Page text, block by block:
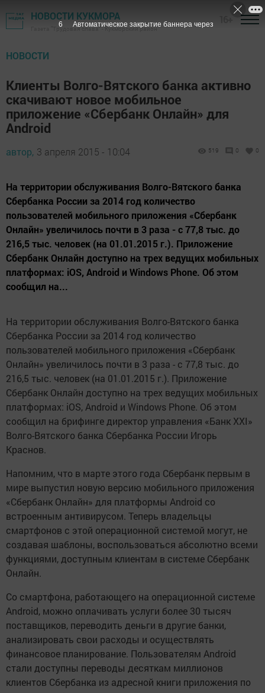
НОВОСТИ КУКМОРА
Газета "Трудовая слава" - Кукморский район
НОВОСТИ
Клиенты Волго-Вятского банка активно
скачивают новое мобильное
приложение «Сбербанк Онлайн» для
Android
автор, 3 апреля 2015 - 10:04 519 0 0
На территории обслуживания Волго-Вятского банка
Сбербанка России за 2014 год количество
пользователей мобильного приложения «Сбербанк
Онлайн» увеличилось почти в 3 раза - с 77,8 тыс. до
216,5 тыс. человек (на 01.01.2015 г.). Приложение
Сбербанк Онлайн доступно на трех ведущих мобильных
платформах: iOS, Android и Windows Phone. Об этом
сообщил на...
На территории обслуживания Волго-Вятского банка
Сбербанка России за 2014 год количество
пользователей мобильного приложения «Сбербанк
Онлайн» увеличилось почти в 3 раза - с 77,8 тыс. до
216,5 тыс. человек (на 01.01.2015 г.). Приложение
Сбербанк Онлайн доступно на трех ведущих мобильных
платформах: iOS, Android и Windows Phone. Об этом
сообщил на брифинге директор управления «Банк XXI»
Волго-Вятского банка Сбербанка России Игорь
Краснов.
Напомним, что в марте этого года Сбербанк первым в
мире выпустил новую версию мобильного приложения
«Сбербанк Онлайн» для платформы Android со
встроенным антивирусом. Теперь владельцы
смартфонов с этой операционной системой могут, не
создавая шаблоны, воспользоваться абсолютно всеми
функциями, доступным клиентам в системе Сбербанк
Онлайн.
Со смартфона, работающего на операционной системе
Android, можно оплачивать услуги более 30 тысяч
поставщиков, переводить деньги в другие банки,
анализировать свои расходы и осуществлять
финансовое планирование. Пользователям Android
стали доступны переводы десяткам миллионов
клиентов Сбербанка из адресной книги приложения по
5 Автоматическое закрытие баннера через